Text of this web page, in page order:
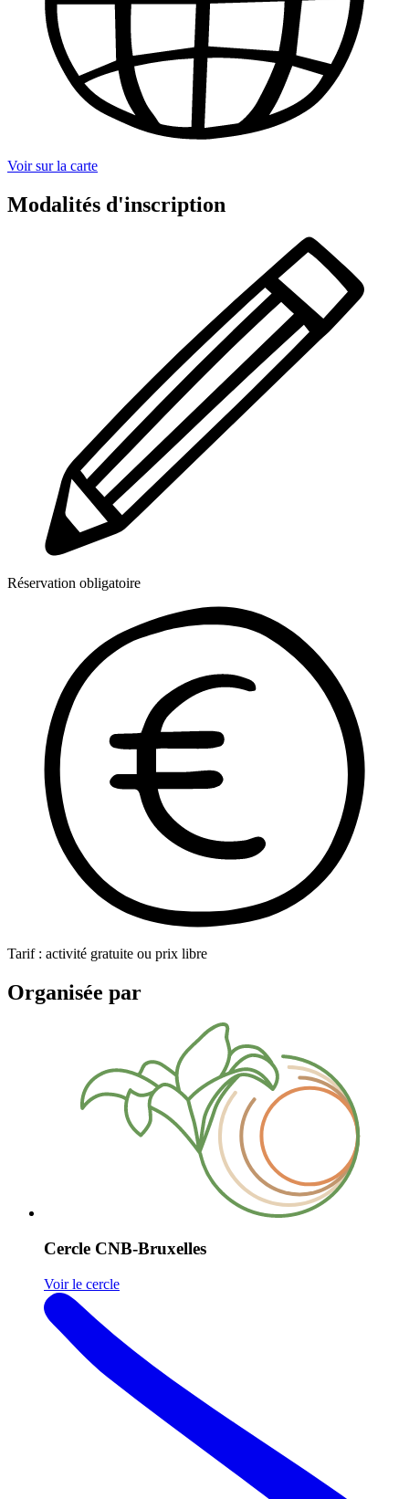
Voir sur la carte
Modalités d'inscription
Réservation obligatoire
Tarif : activité gratuite ou prix libre
Organisée par
Cercle CNB-Bruxelles
Voir le cercle